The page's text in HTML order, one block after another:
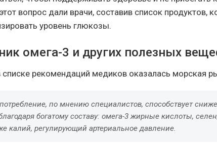
вопрос дали врачи, составив список продуктов,
уровень глюкозы.
омега-3 и других полезных
рекомендаций медиков оказалась морская
по мнению специалистов, способствует
богатому составу: омега-3 жирные кислоты,
калий, регулирующий артериальное давление.